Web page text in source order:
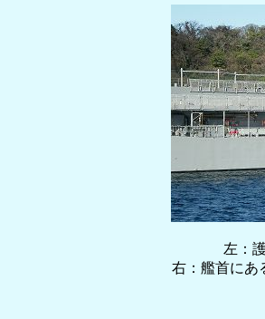
左：
右：艦首にあ